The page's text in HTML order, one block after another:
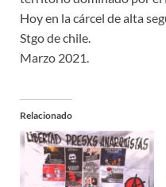
Hoy en la cárcel de alta
Stgo de chile.
Marzo 2021.
Relacionado